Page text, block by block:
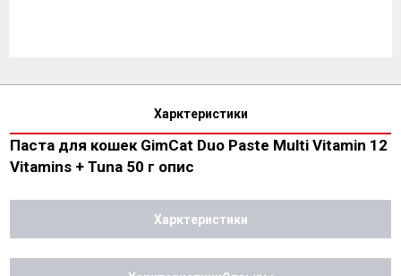
Харктеристики
Паста для кошек GimCat Duo Paste Multi Vitamin 12
Vitamins + Tuna 50 г опис
Харктеристики